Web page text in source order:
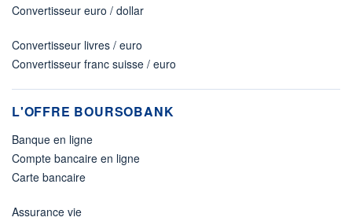
Convertisseur euro / dollar
Convertisseur livres / euro
Convertisseur franc suisse / euro
L'OFFRE BOURSOBANK
Banque en ligne
Compte bancaire en ligne
Carte bancaire
Assurance vie